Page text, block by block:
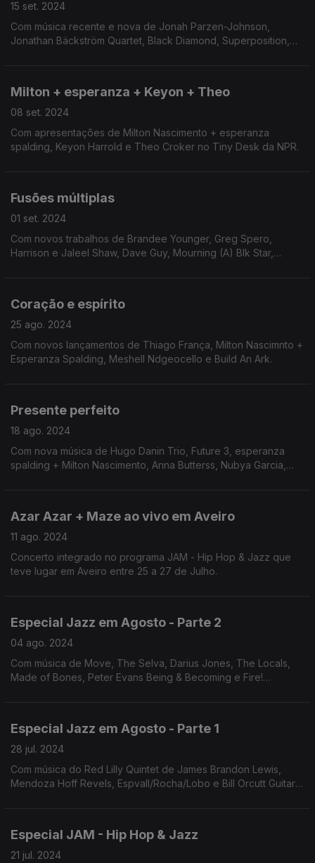
15 set. 2024
Com música recente e nova de Jonah Parzen-Johnson,
Jonathan Bäckström Quartet, Black Diamond, Superposition,
Milton + esperanza + Keyon + Theo
08 set. 2024
Com apresentações de Milton Nascimento + esperanza
spalding, Keyon Harrold e Theo Croker no Tiny Desk da NPR.
Fusões múltiplas
01 set. 2024
Com novos trabalhos de Brandee Younger, Greg Spero,
Harrison e Jaleel Shaw, Dave Guy, Mourning (A) Blk Star,
Coração e espírito
25 ago. 2024
Com novos lançamentos de Thiago França, Milton Nascimnto +
Esperanza Spalding, Meshell Ndgeocello e Build An Ark.
Presente perfeito
18 ago. 2024
Com nova música de Hugo Danin Trio, Future 3, esperanza
spalding + Milton Nascimento, Anna Butterss, Nubya Garcia,
Azar Azar + Maze ao vivo em Aveiro
11 ago. 2024
Concerto integrado no programa JAM - Hip Hop & Jazz que
teve lugar em Aveiro entre 25 a 27 de Julho.
Especial Jazz em Agosto - Parte 2
04 ago. 2024
Com música de Move, The Selva, Darius Jones, The Locals,
Made of Bones, Peter Evans Being & Becoming e Fire!
Especial Jazz em Agosto - Parte 1
28 jul. 2024
Com música do Red Lilly Quintet de James Brandon Lewis,
Mendoza Hoff Revels, Espvall/Rocha/Lobo e Bill Orcutt Guitar
Especial JAM - Hip Hop & Jazz
21 jul. 2024